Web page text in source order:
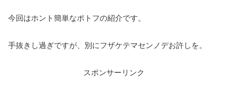
今回はホント簡単なポトフの紹介です。
手抜きし過ぎですが、別にフザケテマセンノデお許しを。
スポンサーリンク